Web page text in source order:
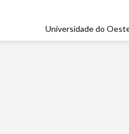
Universidade do